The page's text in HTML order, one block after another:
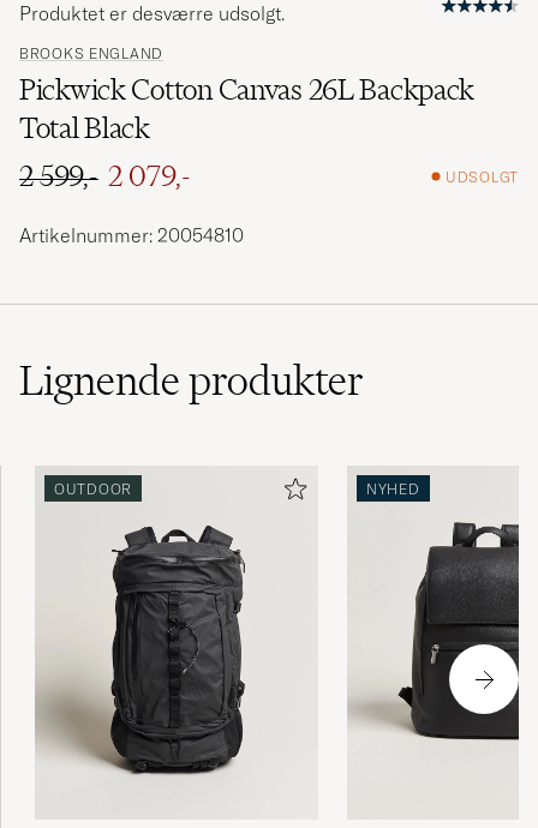
BROOKS ENGLAND
Pickwick Cotton Canvas 26L Backpack
Total Black
Ordinary pris
2 599,-
Nedsat pris
2 079,- UDSOLGT
Produktet er desværre udsolgt.
Artikelnummer: 20054810
Lignendeprodukter
OUTDOOR NYHED